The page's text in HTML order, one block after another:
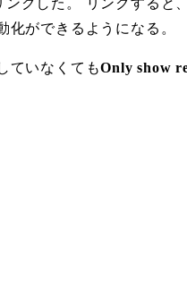
ができるようになる。
ていなくてもOnly show